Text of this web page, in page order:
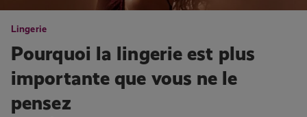
Lingerie
Pourquoi la lingerie est plus
importante que vous ne le
pensez